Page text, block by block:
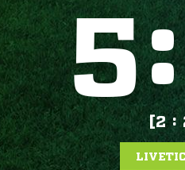
:
[2 :